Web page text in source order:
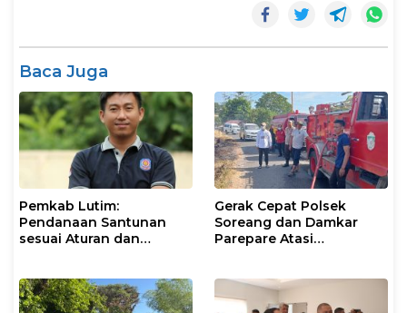
Baca Juga
Pemkab Lutim:
Pendanaan Santunan
sesuai Aturan dan
Gerak Cepat Polsek
Soreang dan Damkar
Parepare Atasi